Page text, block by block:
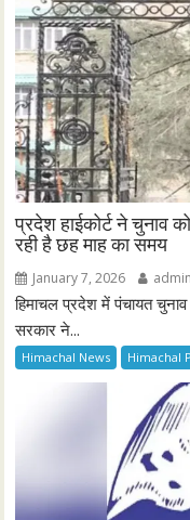
प्रदेश हाईकोर्ट ने चुनाव
रही है छह माह का समय
January 7, 2026 admin
हिमाचल प्रदेश में पंचायत
सरकार ने...
Himachal News Himachal